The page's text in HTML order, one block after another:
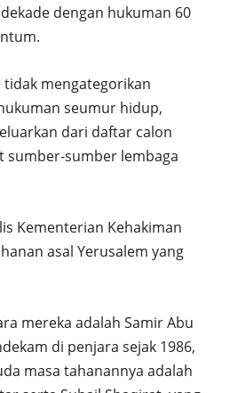
dengan hukuman 60
tidak mengategorikan
seumur hidup,
dari daftar calon
sumber-sumber lembaga
Kementerian Kehakiman
asal Yerusalem yang
mereka adalah Samir Abu
di penjara sejak 1986,
masa tahanannya adalah